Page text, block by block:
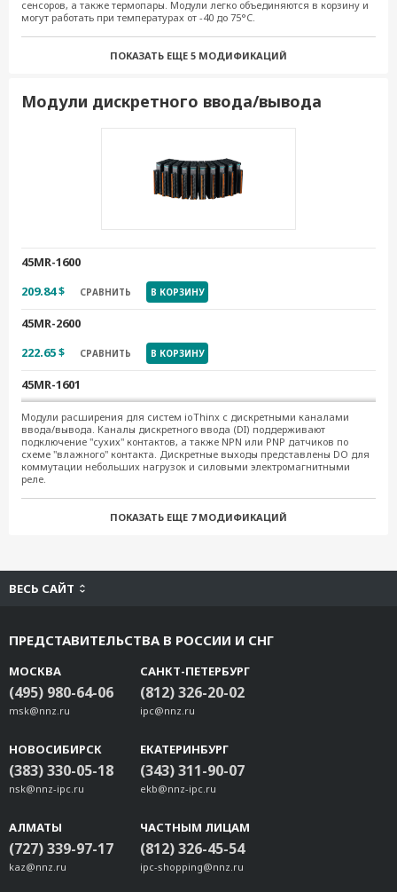
657.58 $
СРАВНИТЬ В КОРЗИНУ
612.44 $
615.49 $
560.59 $
сенсоров, а также термопары. Модули легко объединяются в корзину и
могут работать при температурах от -40 до 75°C.
ПОКАЗАТЬ ЕЩЕ 5 МОДИФИКАЦИЙ
Модули дискретного ввода/вывода
45MR-1600
209.84 $
СРАВНИТЬ В КОРЗИНУ
45MR-2600
222.65 $
СРАВНИТЬ В КОРЗИНУ
45MR-1601
209.84 $
СРАВНИТЬ В КОРЗИНУ
45MR-1600-T
284.26 $
В КОРЗИНУ
45MR-2404
208.01 $
45MR-2600-T
306.83 $
45MR-2601
222.65 $
306.83 $
СРАВНИТЬ В КОРЗИНУ
45MR-2606
Модули расширения для систем ioThinx с дискретными каналами
ввода/вывода. Каналы дискретного ввода (DI) поддерживают
подключение "сухих" контактов, а также NPN или PNP датчиков по
схеме "влажного" контакта. Дискретные выходы представлены DO для
коммутации небольших нагрузок и силовыми электромагнитными
реле.
ПОКАЗАТЬ ЕЩЕ 7 МОДИФИКАЦИЙ
ВЕСЬ САЙТ
ПРЕДСТАВИТЕЛЬСТВА В РОССИИ И СНГ
МОСКВА
(495) 980-64-06
msk@nnz.ru
САНКТ-ПЕТЕРБУРГ
(812) 326-20-02
ipc@nnz.ru
НОВОСИБИРСК
(383) 330-05-18
nsk@nnz-ipc.ru
ЕКАТЕРИНБУРГ
(343) 311-90-07
ekb@nnz-ipc.ru
АЛМАТЫ
(727) 339-97-17
kaz@nnz.ru
ЧАСТНЫМ ЛИЦАМ
(812) 326-45-54
ipc-shopping@nnz.ru